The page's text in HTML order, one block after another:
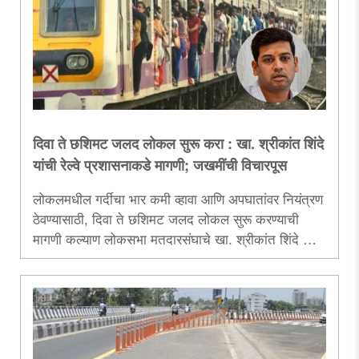
कार्यालयात अनेकदा हेलपाटे मारावे लागतात, यामुळे
नागरिकांची वेळ व पैसे दोन्ही खर्च होतात. त्यामुळे नालासोपाराचे
आमदार राजन नाईक यांनी मंगळवार दिनांक १० जून रोजी
महाराष्ट्र सरकारचे ..
दिवा ते छशिमट जलद लोकल सुरू करा : खा. श्रीकांत शिंदे
यांची रेल्वे प्रशासनाकडे मागणी; जखमींची विचारपूस
लोकलमधील गर्दीचा भार कमी व्हावा आणि अपघातांवर नियंत्रण
ठेवण्यासाठी, दिवा ते छशिमट जलद लोकल सुरू करण्याची
मागणी कल्याण लोकसभा मतदारसंघाचे खा. श्रीकांत शिंदे यांनी
रेल्वे प्रशासनाकडे केली आहे. मुंब्रा रेल्वे स्थानकात सोमवार,
दि. 9 जून रोजी सकाळी झालेल्या लोकल अपघातातील
जखमींची शिंदे यांनी कळव्यातील छत्रपती शिवाजी महाराज
रुग्णालयात जाऊन विचारपूस केली, त्यावेळी ते बोलत होते...